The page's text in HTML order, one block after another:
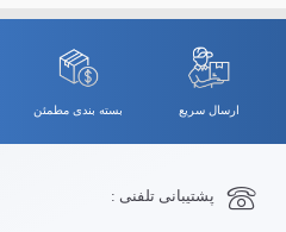
ارسال سریع بسته بندی مطمئن
پشتیبانی تلفنی :